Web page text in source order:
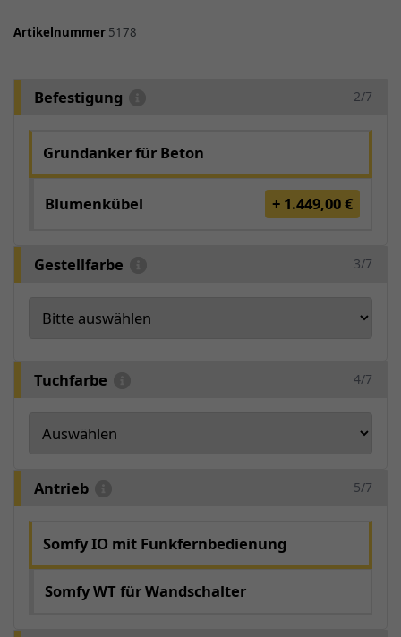
Artikelnummer 5178
Befestigung 2/7
Grundanker für Beton
Blumenkübel + 1.449,00 €
Gestellfarbe 3/7
Tuchfarbe 4/7
Antrieb 5/7
Somfy IO mit Funkfernbedienung
Somfy WT für Wandschalter